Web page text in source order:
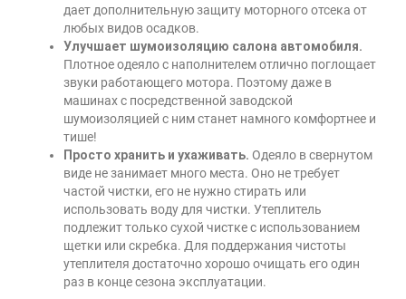
дает дополнительную защиту моторного отсека от
любых видов осадков.
Улучшает шумоизоляцию салона автомобиля.
Плотное одеяло с наполнителем отлично поглощает
звуки работающего мотора. Поэтому даже в
машинах с посредственной заводской
шумоизоляцией с ним станет намного комфортнее и
тише!
Просто хранить и ухаживать. Одеяло в свернутом
виде не занимает много места. Оно не требует
частой чистки, его не нужно стирать или
использовать воду для чистки. Утеплитель
подлежит только сухой чистке с использованием
щетки или скребка. Для поддержания чистоты
утеплителя достаточно хорошо очищать его один
раз в конце сезона эксплуатации.